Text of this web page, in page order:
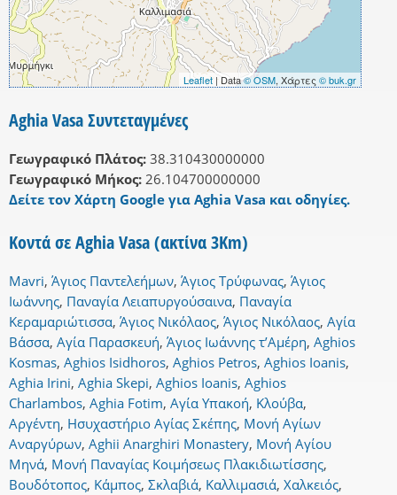
Leaflet | Data© OSM, Χάρτες © buk.gr
Aghia Vasa Συντεταγμένες
Γεωγραφικό Πλάτος: 38.310430000000
Γεωγραφικό Μήκος: 26.104700000000
Δείτε τον Χάρτη Google για Aghia Vasa και οδηγίες.
Κοντά σε Aghia Vasa (ακτίνα 3Km)
Mavri, Άγιος Παντελεήμων, Άγιος Τρύφωνας, Άγιος
Ιωάννης, Παναγία Λειαπυργούσαινα, Παναγία
Κεραμαριώτισσα, Άγιος Νικόλαος, Άγιος Νικόλαος, Αγία
Βάσσα, Αγία Παρασκευή, Άγιος Ιωάννης τ’Αμέρη, Aghios
Kosmas, Aghios Isidhoros, Aghios Petros, Aghios Ioanis,
Aghia Irini, Aghia Skepi, Aghios Ioanis, Aghios
Charlambos, Aghia Fotim, Αγία Υπακοή, Κλούβα,
Αργέντη, Ησυχαστήριο Αγίας Σκέπης, Μονή Αγίων
Αναργύρων, Aghii Anarghiri Monastery, Μονή Αγίου
Μηνά, Μονή Παναγίας Κοιμήσεως Πλακιδιωτίσσης,
Βουδότοπος, Κάμπος, Σκλαβιά, Καλλιμασιά, Χαλκειός,